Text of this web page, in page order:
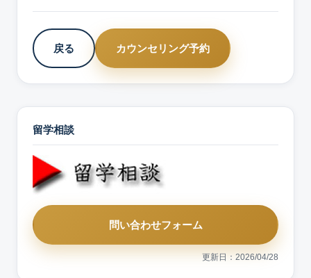
戻る カウンセリング予約
留学相談
問い合わせフォーム
更新日：2026/04/28